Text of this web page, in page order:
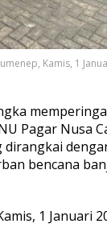
Kamis, 1
Pagar Nusa
bencana
1 Januari